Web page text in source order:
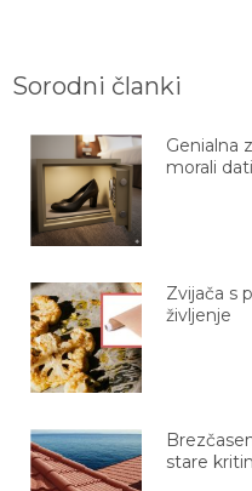
Sorodni članki
Genialna
morali
Zvijača s
življenje
stare